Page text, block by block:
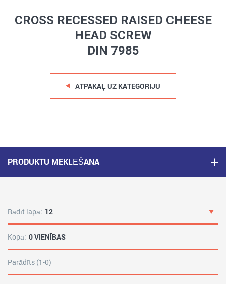
CROSS RECESSED RAISED CHEESE
HEAD SCREW
DIN 7985
ATPAKAĻ UZ KATEGORIJU
PRODUKTU MEKLĒŠANA
Rādīt lapā: 12
Kopā: 0 VIENĪBAS
Parādīts (1-0)